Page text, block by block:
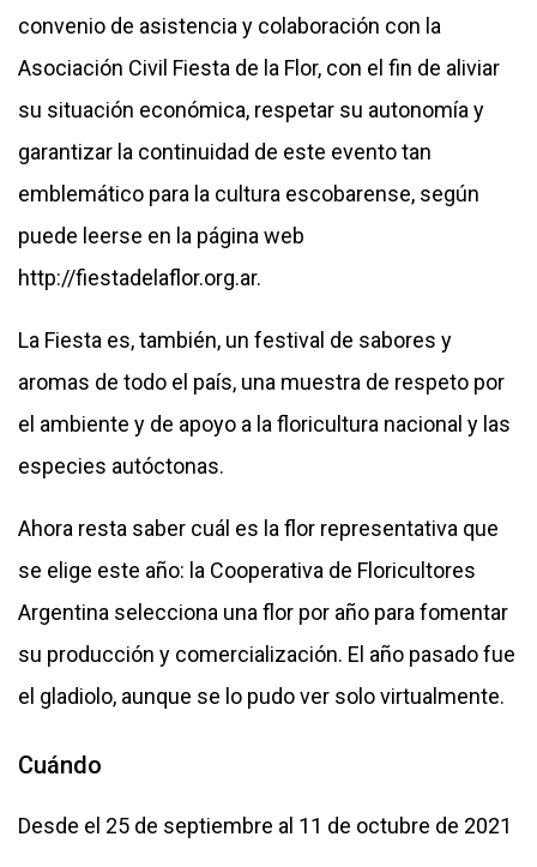
convenio de asistencia y colaboración con la
Asociación Civil Fiesta de la Flor, con el fin de aliviar
su situación económica, respetar su autonomía y
garantizar la continuidad de este evento tan
emblemático para la cultura escobarense, según
puede leerse en la página web
http://fiestadelaflor.org.ar.
La Fiesta es, también, un festival de sabores y
aromas de todo el país, una muestra de respeto por
el ambiente y de apoyo a la floricultura nacional y las
especies autóctonas.
Ahora resta saber cuál es la flor representativa que
se elige este año: la Cooperativa de Floricultores
Argentina selecciona una flor por año para fomentar
su producción y comercialización. El año pasado fue
el gladiolo, aunque se lo pudo ver solo virtualmente.
Cuándo
Desde el 25 de septiembre al 11 de octubre de 2021